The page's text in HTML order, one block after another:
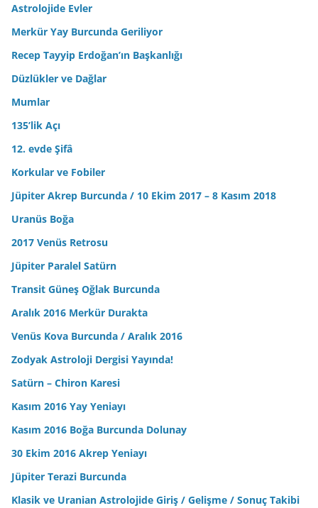
Astrolojide Evler
Merkür Yay Burcunda Geriliyor
Recep Tayyip Erdoğan’ın Başkanlığı
Düzlükler ve Dağlar
Mumlar
135’lik Açı
12. evde Şifâ
Korkular ve Fobiler
Jüpiter Akrep Burcunda / 10 Ekim 2017 – 8 Kasım 2018
Uranüs Boğa
2017 Venüs Retrosu
Jüpiter Paralel Satürn
Transit Güneş Oğlak Burcunda
Aralık 2016 Merkür Durakta
Venüs Kova Burcunda / Aralık 2016
Zodyak Astroloji Dergisi Yayında!
Satürn – Chiron Karesi
Kasım 2016 Yay Yeniayı
Kasım 2016 Boğa Burcunda Dolunay
30 Ekim 2016 Akrep Yeniayı
Jüpiter Terazi Burcunda
Klasik ve Uranian Astrolojide Giriş / Gelişme / Sonuç Takibi